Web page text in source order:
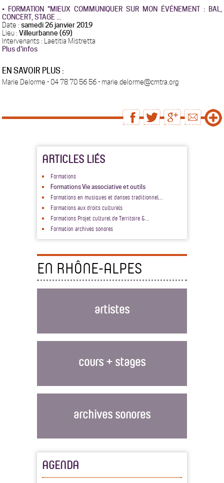
• FORMATION "MIEUX COMMUNIQUER SUR MON ÉVÉNEMENT : BAL,
CONCERT, STAGE ...
Date : samedi 26 janvier 2019
Lieu : Villeurbanne (69)
Intervenants : Laetitia Mistretta
Plus d'infos
EN SAVOIR PLUS :
Marie Delorme - 04 78 70 56 56 - marie.delorme@cmtra.org
ARTICLES LIÉS
Formations
Formations Vie associative et outils
Formations en musiques et danses traditionnel...
Formations aux droits culturels
Formations Projet culturel de Territoire &...
Formation archives sonores
EN RHÔNE-ALPES
artistes
cours + stages
archives sonores
AGENDA